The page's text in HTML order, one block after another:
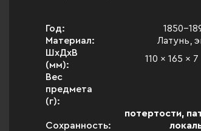
Год:
1850-
Материал:
Латунь,
ШхДхВ
(мм):
110 x 165 x 7
Вес
предмета
(г):
Сохранность:
потертости,